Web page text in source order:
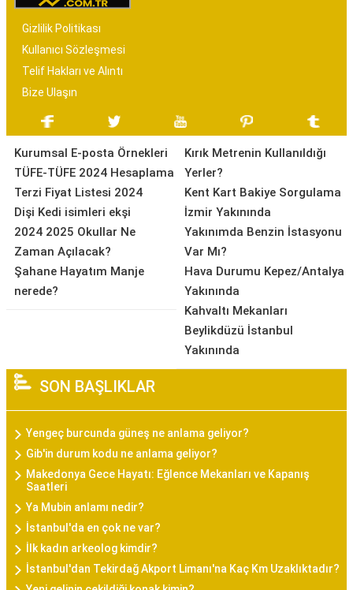
Gizlilik Politikası
Kullanıcı Sözleşmesi
Telif Hakları ve Alıntı
Bize Ulaşın
Kurumsal E-posta Örnekleri
TÜFE-TÜFE 2024 Hesaplama
Terzi Fiyat Listesi 2024
Dişi Kedi isimleri ekşi
2024 2025 Okullar Ne
Zaman Açılacak?
Şahane Hayatım Manje
nerede?
Kırık Metrenin Kullanıldığı
Yerler?
Kent Kart Bakiye Sorgulama
İzmir Yakınında
Yakınımda Benzin İstasyonu
Var Mı?
Hava Durumu Kepez/Antalya
Yakınında
Kahvaltı Mekanları
Beylikdüzü İstanbul
Yakınında
SON BAŞLIKLAR
Yengeç burcunda güneş ne anlama geliyor?
Gib'in durum kodu ne anlama geliyor?
Makedonya Gece Hayatı: Eğlence Mekanları ve Kapanış
Saatleri
Ya Mubin anlamı nedir?
İstanbul'da en çok ne var?
İlk kadın arkeolog kimdir?
İstanbul'dan Tekirdağ Akport Limanı'na Kaç Km Uzaklıktadır?